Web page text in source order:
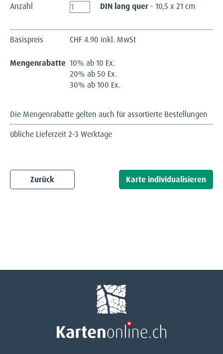
Anzahl DIN lang quer - 10,5 x 21 cm
Basispreis CHF4.90 inkl. MwSt
Mengenrabatte 10% ab 10 Ex.
20% ab 50 Ex.
30% ab 100 Ex.
Die Mengenrabatte gelten auch für assortierte Bestellungen
übliche Lieferzeit 2-3 Werktage
Zurück